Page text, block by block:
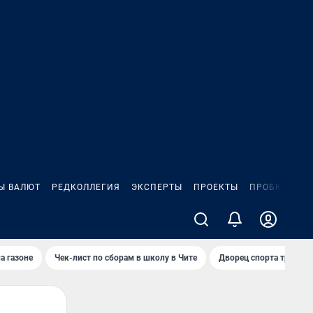
ВАЛЮТ РЕДКОЛЛЕГИЯ ЭКСПЕРТЫ ПРОЕКТЫ ПРОБКИ
газоне Чек-лист по сборам в школу в Чите Дворец спорта